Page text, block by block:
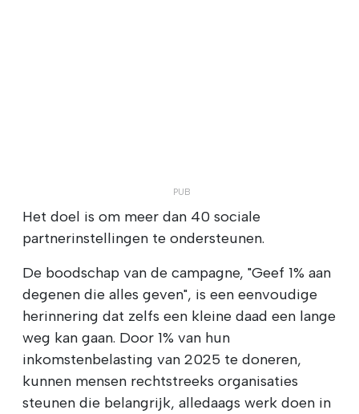
Het doel is om meer dan 40 sociale
partnerinstellingen te ondersteunen.
De boodschap van de campagne, "Geef 1% aan
degenen die alles geven", is een eenvoudige
herinnering dat zelfs een kleine daad een lange
weg kan gaan. Door 1% van hun
inkomstenbelasting van 2025 te doneren,
kunnen mensen rechtstreeks organisaties
steunen die belangrijk, alledaags werk doen in